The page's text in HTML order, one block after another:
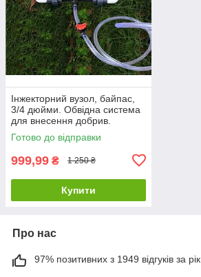
Інжекторний вузол, байпас,
3/4 дюйми. Обвідна система
для внесення добрив.
Готово до відправки
999,99 ₴ 1 250 ₴
Купити
Про нас
97% позитивних з 1949 відгуків за рік